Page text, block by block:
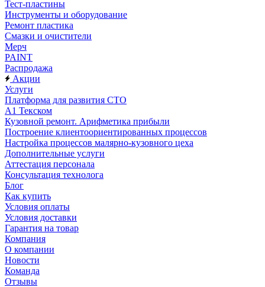
Тест-пластины
Инструменты и оборудование
Ремонт пластика
Смазки и очистители
Мерч
PAINT
Распродажа
Акции
Услуги
Платформа для развития СТО
А1 Текском
Кузовной ремонт. Арифметика прибыли
Построение клиентоориентированных процессов
Настройка процессов малярно-кузовного цеха
Дополнительные услуги
Аттестация персонала
Консультация технолога
Блог
Как купить
Условия оплаты
Условия доставки
Гарантия на товар
Компания
О компании
Новости
Команда
Отзывы